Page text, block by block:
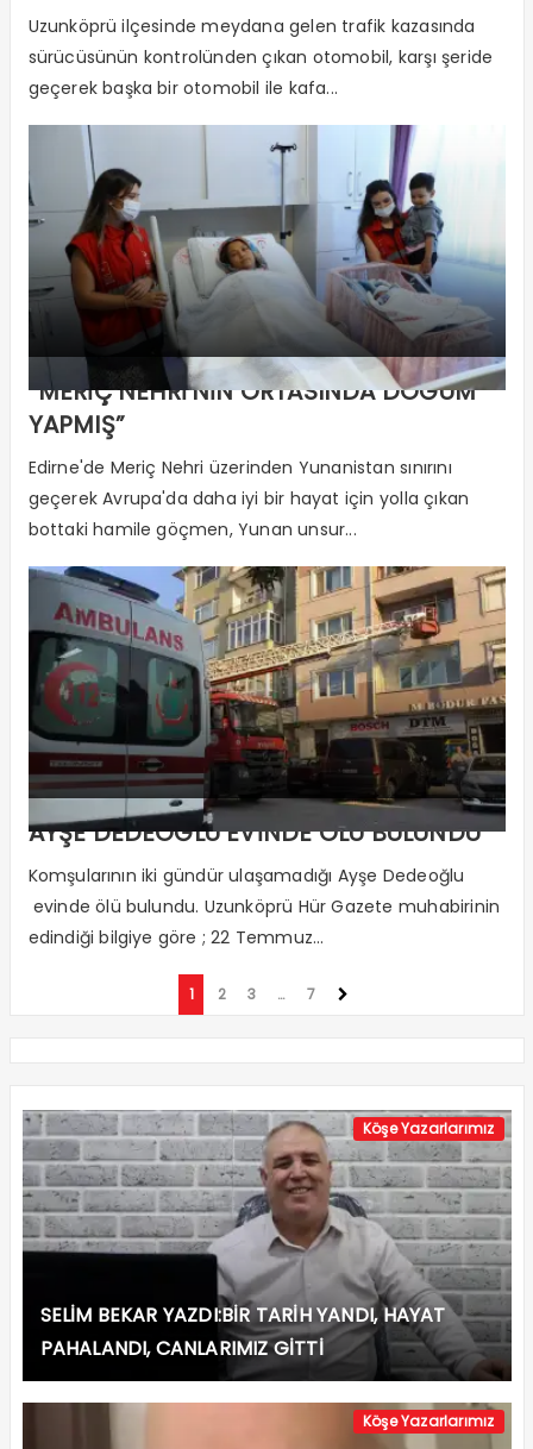
Uzunköprü ilçesinde meydana gelen trafik kazasında
sürücüsünün kontrolünden çıkan otomobil, karşı şeride
geçerek başka bir otomobil ile kafa...
“MERİÇ NEHRİ’NİN ORTASINDA DOĞUM
YAPMIŞ”
Edirne'de Meriç Nehri üzerinden Yunanistan sınırını
geçerek Avrupa'da daha iyi bir hayat için yolla çıkan
bottaki hamile göçmen, Yunan unsur...
AYŞE DEDEOĞLU EVİNDE ÖLÜ BULUNDU
Komşularının iki gündür ulaşamadığı Ayşe Dedeoğlu
evinde ölü bulundu. Uzunköprü Hür Gazete muhabirinin
edindiği bilgiye göre ; 22 Temmuz...
1 2 3 … 7
Köşe Yazarlarımız
SELİM BEKAR YAZDI:BİR TARİH YANDI, HAYAT
PAHALANDI, CANLARIMIZ GİTTİ
Köşe Yazarlarımız